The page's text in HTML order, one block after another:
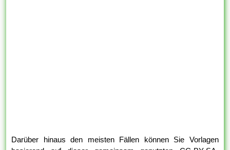
Darüber hinaus den meisten Fällen können Sie Vorlagen